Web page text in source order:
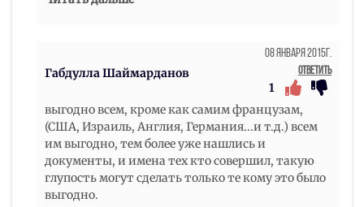
Габдулла Шаймарданов
08 Января 2015г.
Ответить
1
выгодно всем, кроме как самим французам,
(США, Израиль, Англия, Германия...и т.д.) всем
им выгодно, тем более уже нашлись и
документы, и имена тех кто совершил, такую
глупость могут сделать только те кому это было
выгодно.